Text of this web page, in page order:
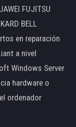
FUJITSU
BELL
en reparación
a nivel
Windows Server
hardware o
ordenador